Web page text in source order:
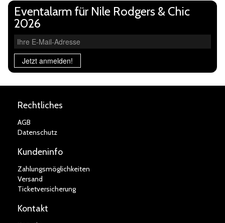
Eventalarm für Nile Rodgers & Chic
2026
Ihre E-Mail-Adresse
Jetzt anmelden!
Rechtliches
AGB
Datenschutz
Kundeninfo
Zahlungsmöglichkeiten
Versand
Ticketversicherung
Kontakt